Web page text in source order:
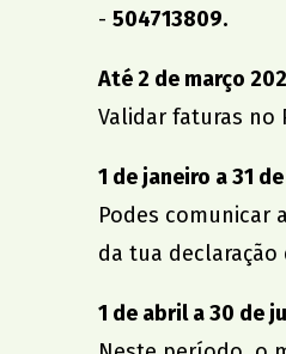
- 504713809.
Até 2 de março
Validar faturas no
1 de janeiro a 31
Podes comunicar
da tua declaração
1 de abril a 30 de